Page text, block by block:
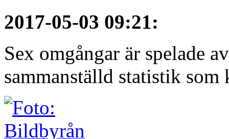
2017-05-03 09:21:
Sex omgångar är spelade
sammanställd statistik som